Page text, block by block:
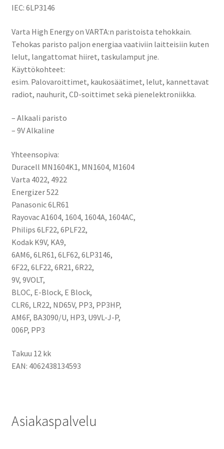
IEC: 6LP3146
Varta High Energy on VARTA:n paristoista tehokkain.
Tehokas paristo paljon energiaa vaativiin laitteisiin kuten
lelut, langattomat hiiret, taskulamput jne.
Käyttökohteet:
esim. Palovaroittimet, kaukosäätimet, lelut, kannettavat
radiot, nauhurit, CD-soittimet sekä pienelektroniikka.
– Alkaali paristo
– 9V Alkaline
Yhteensopiva:
Duracell MN1604K1, MN1604, M1604
Varta 4022, 4922
Energizer 522
Panasonic 6LR61
Rayovac A1604, 1604, 1604A, 1604AC,
Philips 6LF22, 6PLF22,
Kodak K9V, KA9,
6AM6, 6LR61, 6LF62, 6LP3146,
6F22, 6LF22, 6R21, 6R22,
9V, 9VOLT,
BLOC, E-Block, E Block,
CLR6, LR22, ND65V, PP3, PP3HP,
AM6F, BA3090/U, HP3, U9VL-J-P,
006P, PP3
Takuu 12 kk
EAN: 4062438134593
Asiakaspalvelu